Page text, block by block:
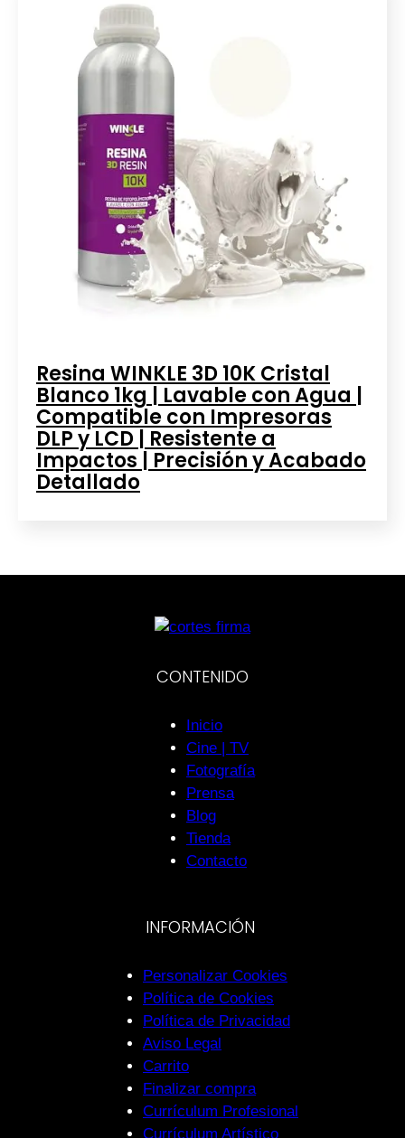
Resina WINKLE 3D 10K Cristal
Blanco 1kg | Lavable con Agua |
Compatible con Impresoras
DLP y LCD | Resistente a
Impactos | Precisión y Acabado
Detallado
CONTENIDO
Inicio
Cine | TV
Fotografía
Prensa
Blog
Tienda
Contacto
INFORMACIÓN
Personalizar Cookies
Política de Cookies
Política de Privacidad
Aviso Legal
Carrito
Finalizar compra
Currículum Profesional
Currículum Artístico